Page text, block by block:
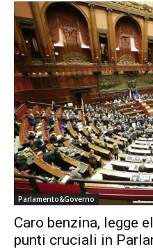
Parlamento&Governo
Caro benzina, legge
punti cruciali in